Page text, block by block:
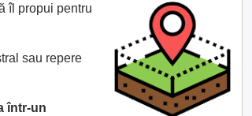
îl propui pentru
sau repere
într-un